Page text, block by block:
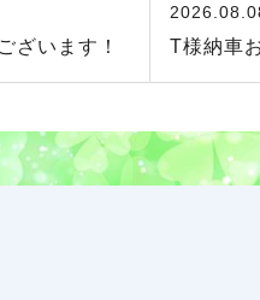
ざいます！ T様納車